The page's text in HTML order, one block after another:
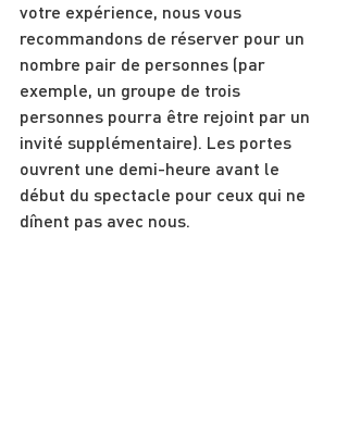
votre expérience, nous vous
recommandons de réserver pour un
nombre pair de personnes (par
exemple, un groupe de trois
personnes pourra être rejoint par un
invité supplémentaire). Les portes
ouvrent une demi-heure avant le
début du spectacle pour ceux qui ne
dînent pas avec nous.